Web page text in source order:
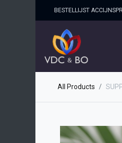
BESTELLIJST
All Products